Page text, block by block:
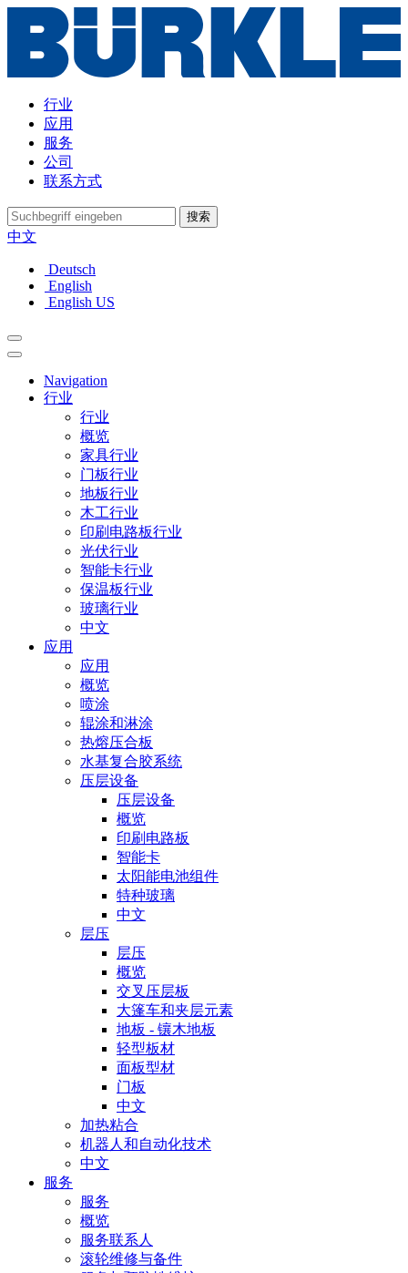
行业
应用
服务
公司
联系方式
搜索
中文
Deutsch
English
English US
Navigation
行业
行业
概览
家具行业
门板行业
地板行业
木工行业
印刷电路板行业
光伏行业
智能卡行业
保温板行业
玻璃行业
中文
应用
应用
概览
喷涂
辊涂和淋涂
热熔压合板
水基复合胶系统
压层设备
压层设备
概览
印刷电路板
智能卡
太阳能电池组件
特种玻璃
中文
层压
层压
概览
交叉压层板
大篷车和夹层元素
地板 - 镶木地板
轻型板材
面板型材
门板
中文
加热粘合
机器人和自动化技术
中文
服务
服务
概览
服务联系人
滚轮维修与备件